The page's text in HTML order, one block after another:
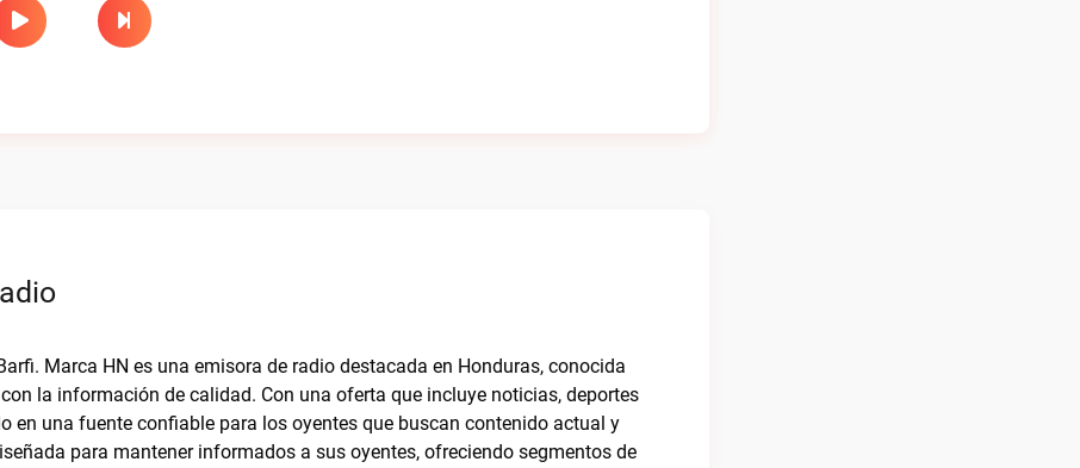
Marca HN es una emisora de radio destacada en Honduras, conocida
la información de calidad. Con una oferta que incluye noticias, deportes
en una fuente confiable para los oyentes que buscan contenido actual y
para mantener informados a sus oyentes, ofreciendo segmentos de